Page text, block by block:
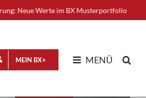
Werte im BX Musterportfolio +++
MEIN BX+ MENÜ